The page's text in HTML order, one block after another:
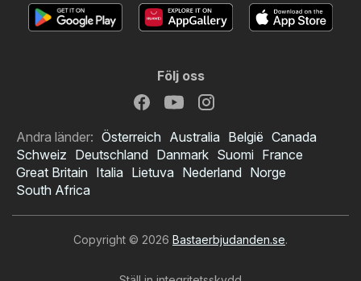
Följ oss
Andra länder: Österreich Australia België Canada
Schweiz Deutschland Danmark Suomi France
Great Britain Italia Lietuva Nederland Norge
South Africa
Copyright © 2026 Bastaerbjudanden.se.